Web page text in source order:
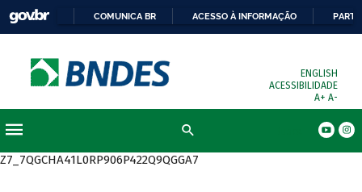
COMUNICA BR ACESSO À INFORMAÇÃO
ENGLISH
ACESSIBILIDADE
A+ A-
Z7_7QGCHA41L0RP906P422Q9QGGA7